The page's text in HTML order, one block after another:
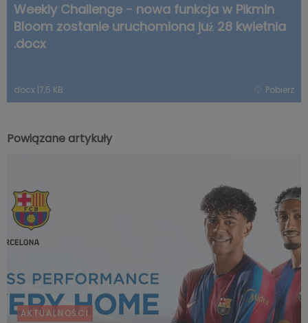
Weekly Challenge - nowa funkcja w Pikmin
Bloom zostanie uruchomiona już 28 kwietnia
.docx
docx |7,5 KB Pobierz
Powiązane artykuły
AKTUALNOŚCI